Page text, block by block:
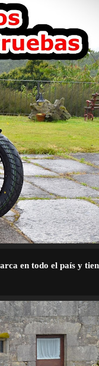
en todo el país y